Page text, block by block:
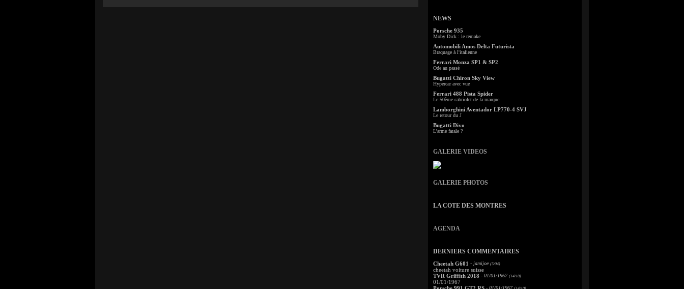
NEWS
Porsche 935
Moby Dick : le remake
Automobili Amos Delta Futurista
Braquage à l'italienne
Ferrari Monza SP1 & SP2
Ode au passé
Bugatti Chiron Sky View
Hypercar avec vue
Ferrari 488 Pista Spider
Le 50ème cabriolet de la marque
Lamborghini Aventador LP770-4 SVJ
Le retour du J
Bugatti Divo
L'arme fatale ?
GALERIE VIDEOS
GALERIE PHOTOS
LA COTE DES MONTRES
AGENDA
DERNIERS COMMENTAIRES
Cheetah G601 - jamijoe (5/04)
cheetah voiture suisse
TVR Griffith 2018 - 01/01/1967 (14/10)
01/01/1967
- 01/01/1967